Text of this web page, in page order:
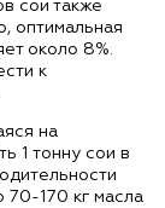
сои также
оптимальная
около 8%.
к
на
1 тонну сои в
70-170 кг масла